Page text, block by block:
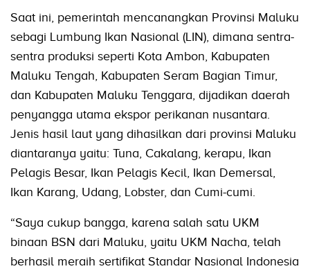
Saat ini, pemerintah mencanangkan Provinsi Maluku
sebagi Lumbung Ikan Nasional (LIN), dimana sentra-
sentra produksi seperti Kota Ambon, Kabupaten
Maluku Tengah, Kabupaten Seram Bagian Timur,
dan Kabupaten Maluku Tenggara, dijadikan daerah
penyangga utama ekspor perikanan nusantara.
Jenis hasil laut yang dihasilkan dari provinsi Maluku
diantaranya yaitu: Tuna, Cakalang, kerapu, Ikan
Pelagis Besar, Ikan Pelagis Kecil, Ikan Demersal,
Ikan Karang, Udang, Lobster, dan Cumi-cumi.
“Saya cukup bangga, karena salah satu UKM
binaan BSN dari Maluku, yaitu UKM Nacha, telah
berhasil meraih sertifikat Standar Nasional Indonesia